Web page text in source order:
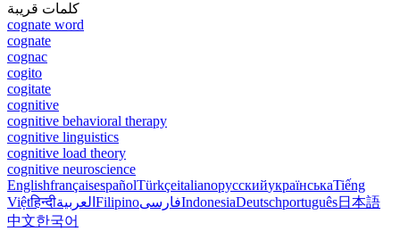
كلمات قريبة
cognate word
cognate
cognac
cogito
cogitate
cognitive
cognitive behavioral therapy
cognitive linguistics
cognitive load theory
cognitive neuroscience
EnglishfrançaisespañolTürkçeitalianoрусскийукраїнськаTiếng
Việtहिन्दीالعربية FilipinoفارسیIndonesiaDeutschportuguês日本語
中文한국어